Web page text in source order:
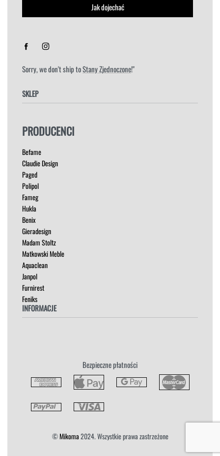
Jak dojechać
Sorry, we don't ship toStany Zjednoczone!"
SKLEP
HOKERY
ŁÓŻKA
MEBLE RTV
NAROŻNIKI
OUTLET
PUFY
SOFY
STOLIKI
STOŁY
SZAFKI I KOMODY
PRODUCENCI
Befame
Claudie Design
Paged
Polipol
Fameg
Hukla
Benix
Gieradesign
Madam Stoltz
Matkowski Meble
Aquaclean
Janpol
Furnirest
Feniks
INFORMACJE
Płatność i Dostawa
Bezpieczne płatności
©Mikoma2024. Wszystkie prawa zastrzeżone